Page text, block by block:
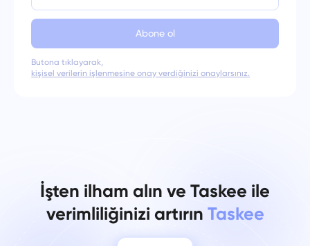
Abone ol
Butona tıklayarak,
kişisel verilerin işlenmesine onay verdiğinizi onaylarsınız.
İşten ilham alın ve Taskee ile
verimliliğinizi artırın Taskee